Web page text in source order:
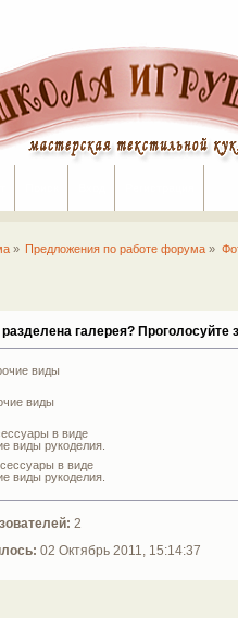
» Предложения по работе форума »
галерея? Проголосуйте
виды
виды
в виде
виды рукоделия.
в виде
виды рукоделия.
2
02 Октябрь 2011, 15:14:37